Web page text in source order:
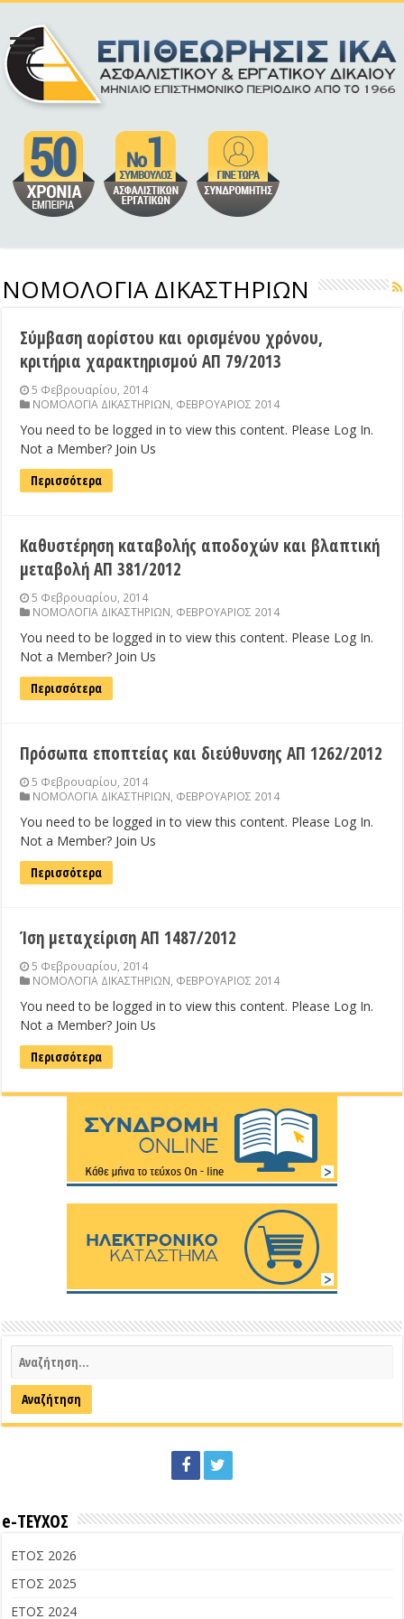
ΝΟΜΟΛΟΓΙΑ ΔΙΚΑΣΤΗΡΙΩΝ
Σύμβαση αορίστου και ορισμένου χρόνου,
κριτήρια χαρακτηρισμού ΑΠ 79/2013
5 Φεβρουαρίου, 2014
ΝΟΜΟΛΟΓΙΑ ΔΙΚΑΣΤΗΡΙΩΝ, ΦΕΒΡΟΥΑΡΙΟΣ 2014
You need to be logged in to view this content. Please Log In.
Not a Member? Join Us
Περισσότερα
Καθυστέρηση καταβολής αποδοχών και βλαπτική
μεταβολή ΑΠ 381/2012
5 Φεβρουαρίου, 2014
ΝΟΜΟΛΟΓΙΑ ΔΙΚΑΣΤΗΡΙΩΝ, ΦΕΒΡΟΥΑΡΙΟΣ 2014
You need to be logged in to view this content. Please Log In.
Not a Member? Join Us
Περισσότερα
Πρόσωπα εποπτείας και διεύθυνσης ΑΠ 1262/2012
5 Φεβρουαρίου, 2014
ΝΟΜΟΛΟΓΙΑ ΔΙΚΑΣΤΗΡΙΩΝ, ΦΕΒΡΟΥΑΡΙΟΣ 2014
You need to be logged in to view this content. Please Log In.
Not a Member? Join Us
Περισσότερα
Ίση μεταχείριση ΑΠ 1487/2012
5 Φεβρουαρίου, 2014
ΝΟΜΟΛΟΓΙΑ ΔΙΚΑΣΤΗΡΙΩΝ, ΦΕΒΡΟΥΑΡΙΟΣ 2014
You need to be logged in to view this content. Please Log In.
Not a Member? Join Us
Περισσότερα
e-ΤΕΥΧΟΣ
ΕΤΟΣ 2026
ΕΤΟΣ 2025
ΕΤΟΣ 2024